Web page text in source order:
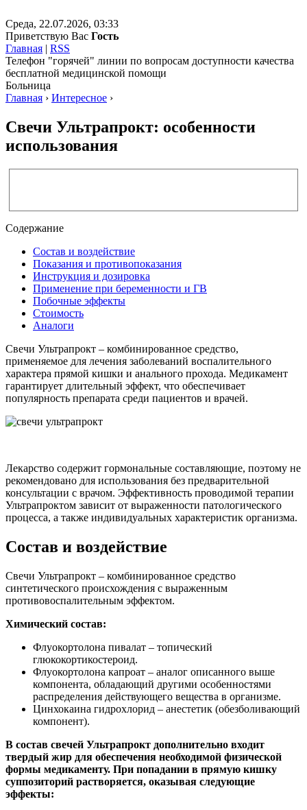
Среда, 22.07.2026, 03:33
Приветствую Вас Гость
Главная | RSS
Телефон "горячей" линии по вопросам доступности качества
бесплатной медицинской помощи
Больница
Главная › Интересное ›
Свечи Ультрапрокт: особенности
использования
Содержание
Состав и воздействие
Показания и противопоказания
Инструкция и дозировка
Применение при беременности и ГВ
Побочные эффекты
Стоимость
Аналоги
Свечи Ультрапрокт – комбинированное средство,
применяемое для лечения заболеваний воспалительного
характера прямой кишки и анального прохода. Медикамент
гарантирует длительный эффект, что обеспечивает
популярность препарата среди пациентов и врачей.
Лекарство содержит гормональные составляющие, поэтому не
рекомендовано для использования без предварительной
консультации с врачом. Эффективность проводимой терапии
Ультрапроктом зависит от выраженности патологического
процесса, а также индивидуальных характеристик организма.
Состав и воздействие
Свечи Ультрапрокт – комбинированное средство
синтетического происхождения с выраженным
противовоспалительным эффектом.
Химический состав:
Флуокортолона пивалат – топический
глюкокортикостероид.
Флуокортолона капроат – аналог описанного выше
компонента, обладающий другими особенностями
распределения действующего вещества в организме.
Цинхокаина гидрохлорид – анестетик (обезболивающий
компонент).
В состав свечей Ультрапрокт дополнительно входит
твердый жир для обеспечения необходимой физической
формы медикаменту. При попадании в прямую кишку
суппозиторий растворяется, оказывая следующие
эффекты: